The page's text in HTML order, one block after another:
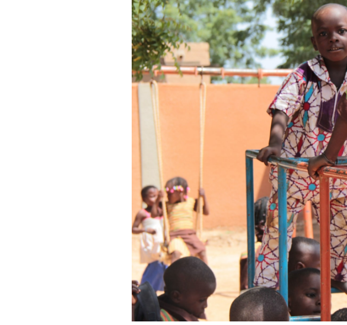
agrandie